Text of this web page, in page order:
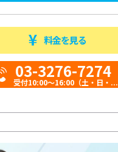
料金を見る
03-3276-7274
受付10:00〜16:00（土・日・...